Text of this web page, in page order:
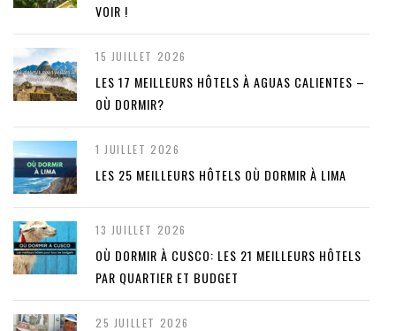
VOIR !
15 JUILLET 2026
LES 17 MEILLEURS HÔTELS À AGUAS CALIENTES –
OÙ DORMIR?
1 JUILLET 2026
LES 25 MEILLEURS HÔTELS OÙ DORMIR À LIMA
13 JUILLET 2026
OÙ DORMIR À CUSCO: LES 21 MEILLEURS HÔTELS
PAR QUARTIER ET BUDGET
25 JUILLET 2026